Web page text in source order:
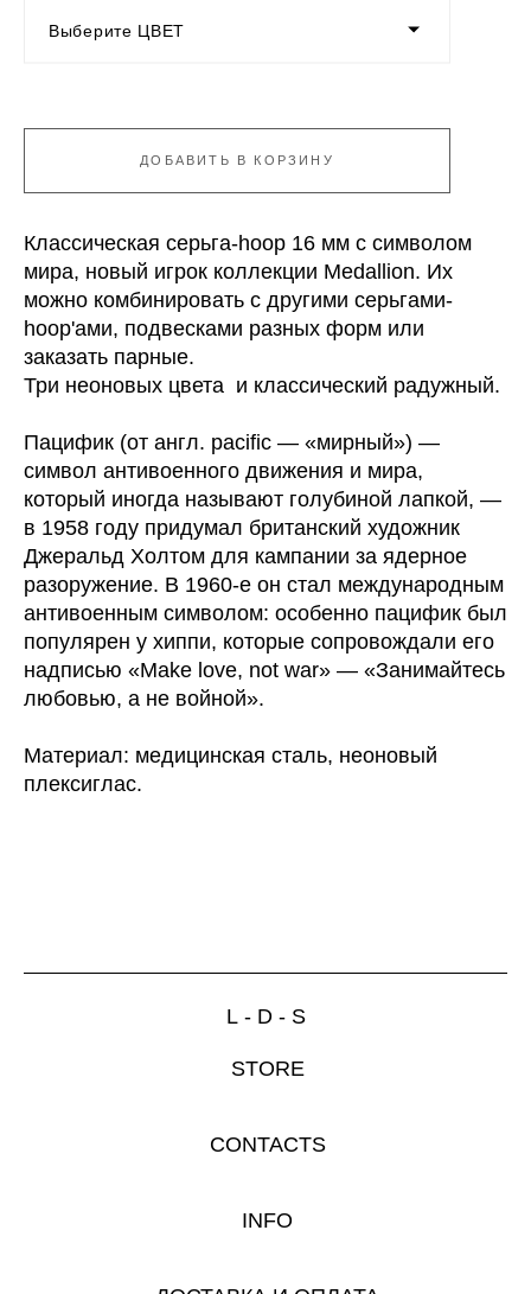
Выберите ЦВЕТ
ДОБАВИТЬ В КОРЗИНУ
Классическая серьга-hoop 16 мм с символом
мира, новый игрок коллекции Medallion. Их
можно комбинировать с другими серьгами-
hoop'ами, подвесками разных форм или
заказать парные.
Три неоновых цвета и классический радужный.
Пацифик (от англ. pacific — «мирный») —
символ антивоенного движения и мира,
который иногда называют голубиной лапкой, —
в 1958 году придумал британский художник
Джеральд Холтом для кампании за ядерное
разоруже­ние. В 1960-е он стал международным
анти­военным символом: особенно пацифик был
попу­лярен у хиппи, которые сопро­вождали его
надписью «Make love, not war» — «Занимайтесь
любовью, а не вой­ной».
Материал: медицинская сталь, неоновый
плексиглас.
L - D - S
STORE
CONTACTS
INFO